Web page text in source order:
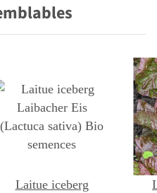
Laitue iceberg